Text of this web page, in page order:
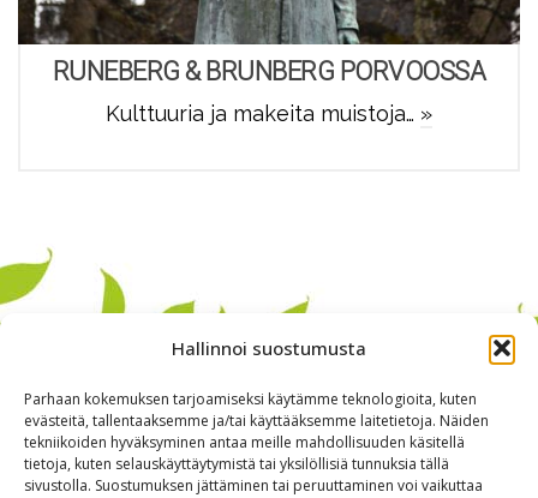
Hallinnoi suostumusta
Parhaan kokemuksen tarjoamiseksi käytämme teknologioita, kuten
evästeitä, tallentaaksemme ja/tai käyttääksemme laitetietoja. Näiden
tekniikoiden hyväksyminen antaa meille mahdollisuuden käsitellä
tietoja, kuten selauskäyttäytymistä tai yksilöllisiä tunnuksia tällä
sivustolla. Suostumuksen jättäminen tai peruuttaminen voi vaikuttaa
RUNEBERG & BRUNBERG PORVOOSSA
Kulttuuria ja makeita muistoja… »